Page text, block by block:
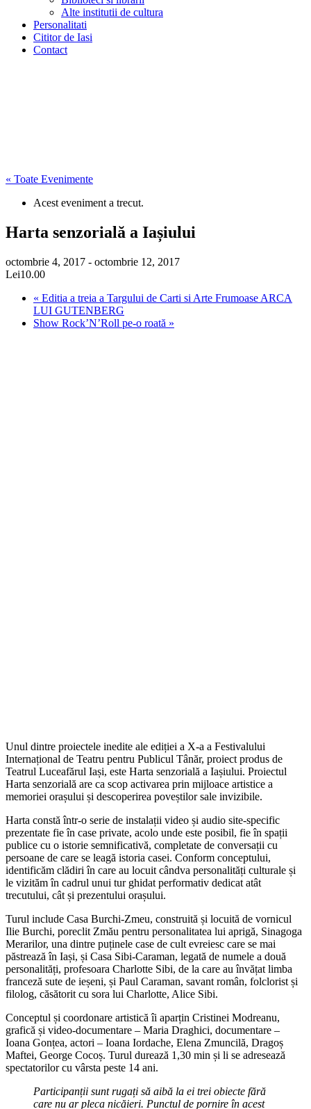
Alte institutii de cultura
Personalitati
Cititor de Iasi
Contact
« Toate Evenimente
Acest eveniment a trecut.
Harta senzorială a Iașiului
octombrie 4, 2017 - octombrie 12, 2017
Lei10.00
« Editia a treia a Targului de Carti si Arte Frumoase ARCA
LUI GUTENBERG
Show Rock’N’Roll pe-o roată »
Unul dintre proiectele inedite ale ediției a X-a a Festivalului
Internațional de Teatru pentru Publicul Tânăr, proiect produs de
Teatrul Luceafărul Iași, este Harta senzorială a Iașiului. Proiectul
Harta senzorială are ca scop activarea prin mijloace artistice a
memoriei orașului și descoperirea poveștilor sale invizibile.
Harta constă într-o serie de instalații video și audio site-specific
prezentate fie în case private, acolo unde este posibil, fie în spații
publice cu o istorie semnificativă, completate de conversații cu
persoane de care se leagă istoria casei. Conform conceptului,
identificăm clădiri în care au locuit cândva personalități culturale și
le vizităm în cadrul unui tur ghidat performativ dedicat atât
trecutului, cât și prezentului orașului.
Turul include Casa Burchi-Zmeu, construită și locuită de vornicul
Ilie Burchi, poreclit Zmău pentru personalitatea lui aprigă, Sinagoga
Merarilor, una dintre puținele case de cult evreiesc care se mai
păstrează în Iași, și Casa Sibi-Caraman, legată de numele a două
personalități, profesoara Charlotte Sibi, de la care au învățat limba
franceză sute de ieșeni, și Paul Caraman, savant român, folclorist și
filolog, căsătorit cu sora lui Charlotte, Alice Sibi.
Conceptul și coordonare artistică îi aparțin Cristinei Modreanu,
grafică și video-documentare – Maria Draghici, documentare –
Ioana Gonțea, actori – Ioana Iordache, Elena Zmuncilă, Dragoș
Maftei, George Cocoș. Turul durează 1,30 min și li se adresează
spectatorilor cu vârsta peste 14 ani.
Participanții sunt rugați să aibă la ei trei obiecte fără
care nu ar pleca nicăieri. Punctul de pornire în acest